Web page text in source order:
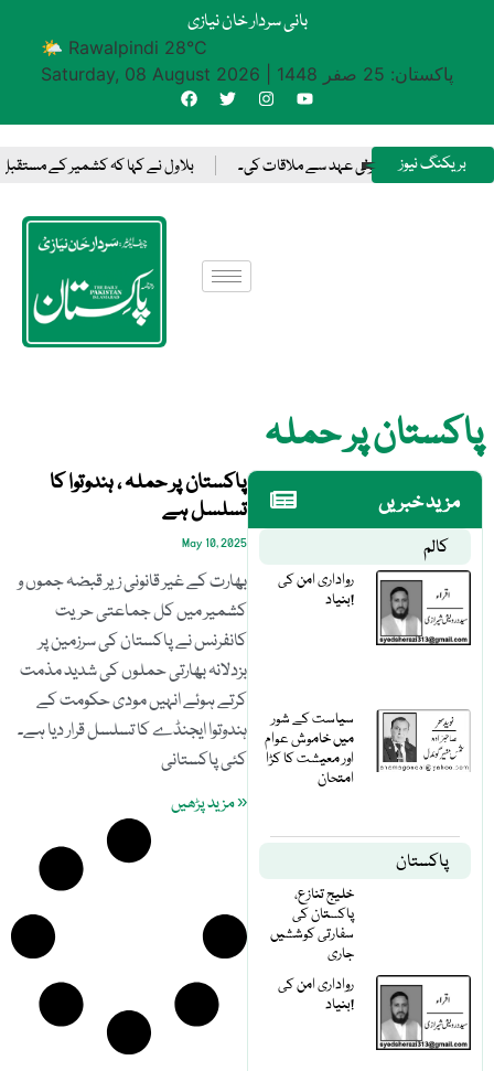
بانی سردار خان نیازی
🌤 Rawalpindi 28°C
Saturday, 08 August 2026
پاکستان: 25 صفر 1448
بریکنگ نیوز
مکرمہ میں سعودی ولی عہد سے ملاقات کی۔ بلاول نے کہا کہ کشمیر کے
پاکستان پر حملہ
مزید خبریں
کالم
رواداری امن کی
بنیاد!
سیاست کے شور
میں خاموش عوام
اور معیشت کا کڑا
امتحان
پاکستان
خلیج تنازع،
پاکستان کی
سفارتی کوششیں
جاری
رواداری امن کی
بنیاد!
پاکستان پر حملہ ، ہندوتوا کا
تسلسل ہے
May 10, 2025
بھارت کے غیر قانونی زیر قبضہ جموں و
کشمیر میں کل جماعتی حریت
کانفرنس نے پاکستان کی سرزمین پر
بزدلانہ بھارتی حملوں کی شدید مذمت
کرتے ہوئے انہیں مودی حکومت کے
ہندوتوا ایجنڈے کا تسلسل قرار دیا ہے۔
کئی پاکستانی
« مزید پڑھیں